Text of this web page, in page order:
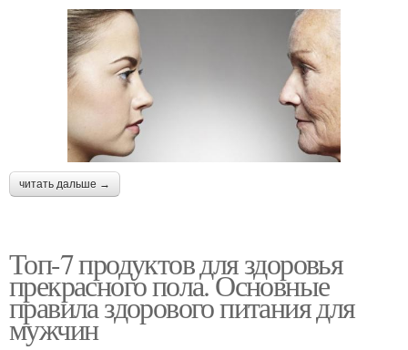
читать дальше →
Топ-7 продуктов для здоровья
прекрасного пола. Основные
правила здорового питания для
мужчин